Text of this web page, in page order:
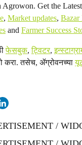
Agrowon. Get the
, Market updates, Bazar
and Farmer Success
फेसबुक,ट्विटर,
करा. तसेच, ॲग्रोवनच्या
/